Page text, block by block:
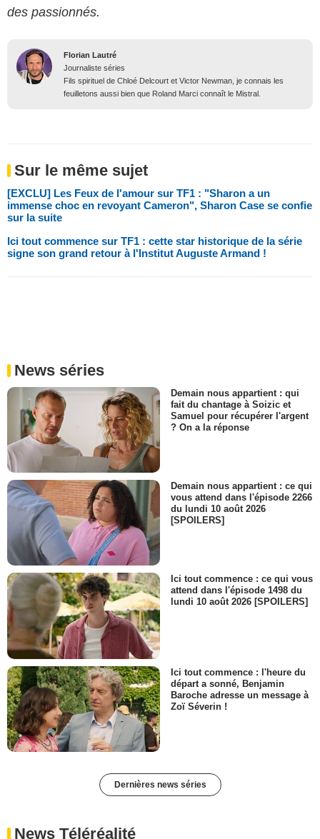
des passionnés.
Florian Lautré
Journaliste séries
Fils spirituel de Chloé Delcourt et Victor Newman, je connais les
feuilletons aussi bien que Roland Marci connaît le Mistral.
Sur le même sujet
[EXCLU] Les Feux de l'amour sur TF1 : "Sharon a un
immense choc en revoyant Cameron", Sharon Case se confie
sur la suite
Ici tout commence sur TF1 : cette star historique de la série
signe son grand retour à l'Institut Auguste Armand !
News séries
Demain nous appartient : qui
fait du chantage à Soizic et
Samuel pour récupérer l'argent
? On a la réponse
Demain nous appartient : ce qui
vous attend dans l'épisode 2266
du lundi 10 août 2026
[SPOILERS]
Ici tout commence : ce qui vous
attend dans l'épisode 1498 du
lundi 10 août 2026 [SPOILERS]
Ici tout commence : l'heure du
départ a sonné, Benjamin
Baroche adresse un message à
Zoï Séverin !
Dernières news séries
News Téléréalité